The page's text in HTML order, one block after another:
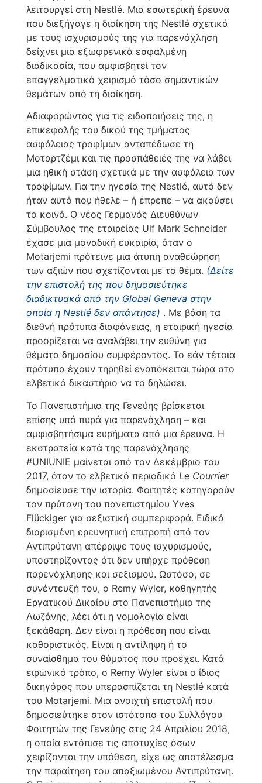
λειτουργεί στη Nestlé. Μια εσωτερική έρευνα
που διεξήγαγε η διοίκηση της Nestlé σχετικά
με τους ισχυρισμούς της για παρενόχληση
δείχνει μια εξωφρενικά εσφαλμένη
διαδικασία, που αμφισβητεί τον
επαγγελματικό χειρισμό τόσο σημαντικών
θεμάτων από τη διοίκηση.
Αδιαφορώντας για τις ειδοποιήσεις της, η
επικεφαλής του δικού της τμήματος
ασφάλειας τροφίμων ανταπέδωσε τη
Μοταρτζέμι και τις προσπάθειές της να λάβει
μια ηθική στάση σχετικά με την ασφάλεια των
τροφίμων. Για την ηγεσία της Nestlé, αυτό δεν
ήταν αυτό που ήθελε – ή έπρεπε – να ακούσει
το κοινό. Ο νέος Γερμανός Διευθύνων
Σύμβουλος της εταιρείας Ulf Mark Schneider
έχασε μια μοναδική ευκαιρία, όταν ο
Motarjemi πρότεινε μια άτυπη αναθεώρηση
των αξιών που σχετίζονται με το θέμα. (Δείτε
την επιστολή της που δημοσιεύτηκε
διαδικτυακά από την Global Geneva στην
οποία η Nestlé δεν απάντησε) . Με βάση τα
διεθνή πρότυπα διαφάνειας, η εταιρική ηγεσία
προορίζεται να αναλάβει την ευθύνη για
θέματα δημοσίου συμφέροντος. Το εάν τέτοια
πρότυπα έχουν τηρηθεί εναπόκειται τώρα στο
ελβετικό δικαστήριο να το δηλώσει.
Το Πανεπιστήμιο της Γενεύης βρίσκεται
επίσης υπό πυρά για παρενόχληση – και
αμφισβητήσιμα ευρήματα από μια έρευνα. Η
εκστρατεία κατά της παρενόχλησης
#UNIUNIE μαίνεται από τον Δεκέμβριο του
2017, όταν το ελβετικό περιοδικό Le Courrier
δημοσίευσε την ιστορία. Φοιτητές κατηγορούν
τον πρύτανη του πανεπιστημίου Yves
Flückiger για σεξιστική συμπεριφορά. Ειδικά
διορισμένη ερευνητική επιτροπή από τον
Αντιπρύτανη απέρριψε τους ισχυρισμούς,
υποστηρίζοντας ότι δεν υπήρχε πρόθεση
παρενόχλησης και σεξισμού. Ωστόσο, σε
συνέντευξή του, ο Remy Wyler, καθηγητής
Εργατικού Δικαίου στο Πανεπιστήμιο της
Λωζάνης, λέει ότι η νομολογία είναι
ξεκάθαρη. Δεν είναι η πρόθεση που είναι
καθοριστικός. Είναι η αντίληψη ή το
συναίσθημα του θύματος που προέχει. Κατά
ειρωνικό τρόπο, ο Remy Wyler είναι ο ίδιος
δικηγόρος που υπερασπίζεται τη Nestlé κατά
του Motarjemi. Μια ανοιχτή επιστολή που
δημοσιεύτηκε στον ιστότοπο του Συλλόγου
Φοιτητών της Γενεύης στις 24 Απριλίου 2018,
η οποία εντόπισε τις αποτυχίες όσων
χειρίζονται την υπόθεση, είχε ως αποτέλεσμα
την παραίτηση του απαξιωμένου Αντιπρύτανη.